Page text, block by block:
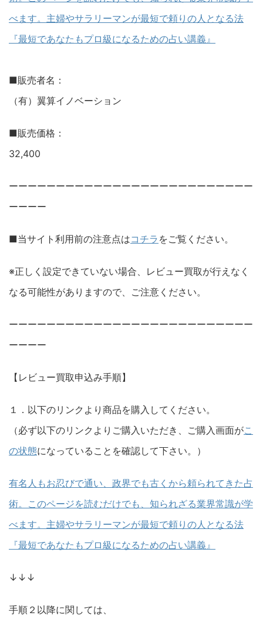
べます。主婦やサラリーマンが最短で頼りの人となる法
『最短であなたもプロ級になるための占い講義』
■販売者名：
（有）翼算イノベーション
■販売価格：
32,400
ーーーーーーーーーーーーーーーーーーーーーーーーーー
ーーーー
■当サイト利用前の注意点はコチラ をご覧ください。
※正しく設定できていない場合、レビュー買取が行えなく
なる可能性がありますので、ご注意ください。
ーーーーーーーーーーーーーーーーーーーーーーーーーー
ーーーー
【レビュー買取申込み手順】
１．以下のリンクより商品を購入してください。
（必ず以下のリンクよりご購入いただき、ご購入画面がこ
の状態になっていることを確認して下さい。）
有名人もお忍びで通い、政界でも古くから頼られてきた占
術。このページを読むだけでも、知られざる業界常識が学
べます。主婦やサラリーマンが最短で頼りの人となる法
『最短であなたもプロ級になるための占い講義』
↓↓↓
手順２以降に関しては、